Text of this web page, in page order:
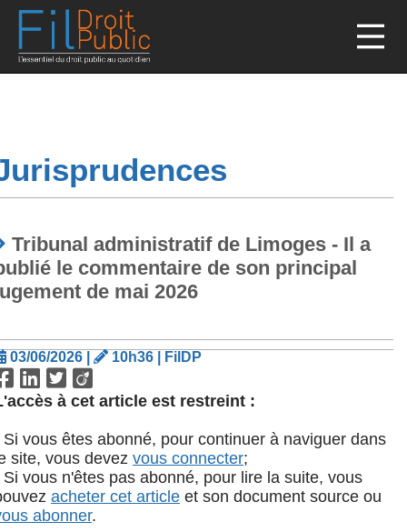
Tribunal administratif de Limoges - Il a
le commentaire de son principal
de mai 2026
03/06/2026 | 10h36 | FilDP
à cet article est restreint :
Si vous êtes abonné, pour continuer à naviguer dans
site, vous devez vous connecter;
Si vous n'êtes pas abonné, pour lire la suite, vous
acheter cet article et son document source ou
abonner.